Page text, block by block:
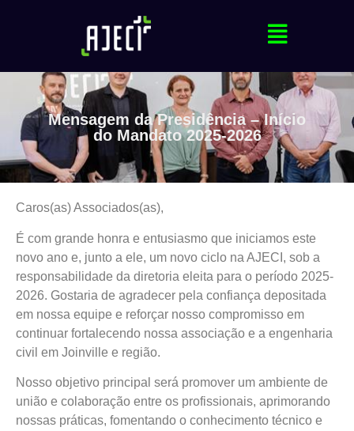
Mensagem da Presidência – Início
do Mandato 2025-2026
Caros(as) Associados(as),
É com grande honra e entusiasmo que iniciamos este
novo ano e, junto a ele, um novo ciclo na AJECI, sob a
responsabilidade da diretoria eleita para o período 2025-
2026. Gostaria de agradecer pela confiança depositada
em nossa equipe e reforçar nosso compromisso em
continuar fortalecendo nossa associação e a engenharia
civil em Joinville e região.
Nosso objetivo principal será promover um ambiente de
união e colaboração entre os profissionais, aprimorando
nossas práticas, fomentando o conhecimento técnico e